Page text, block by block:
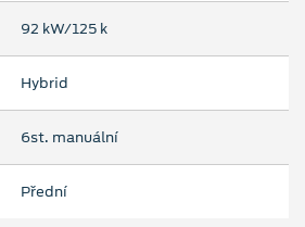
92 kW/125 k
Hybrid
6st. manuální
Přední